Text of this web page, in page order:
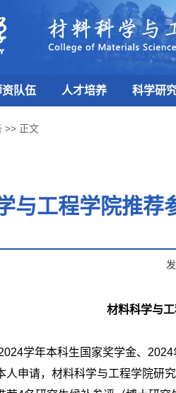
资队伍 人才培养 科学研
>> 正文
与工程学院推荐
材料科学与
学年本科生国家奖学金、
人申请，材料科学与工程学院研